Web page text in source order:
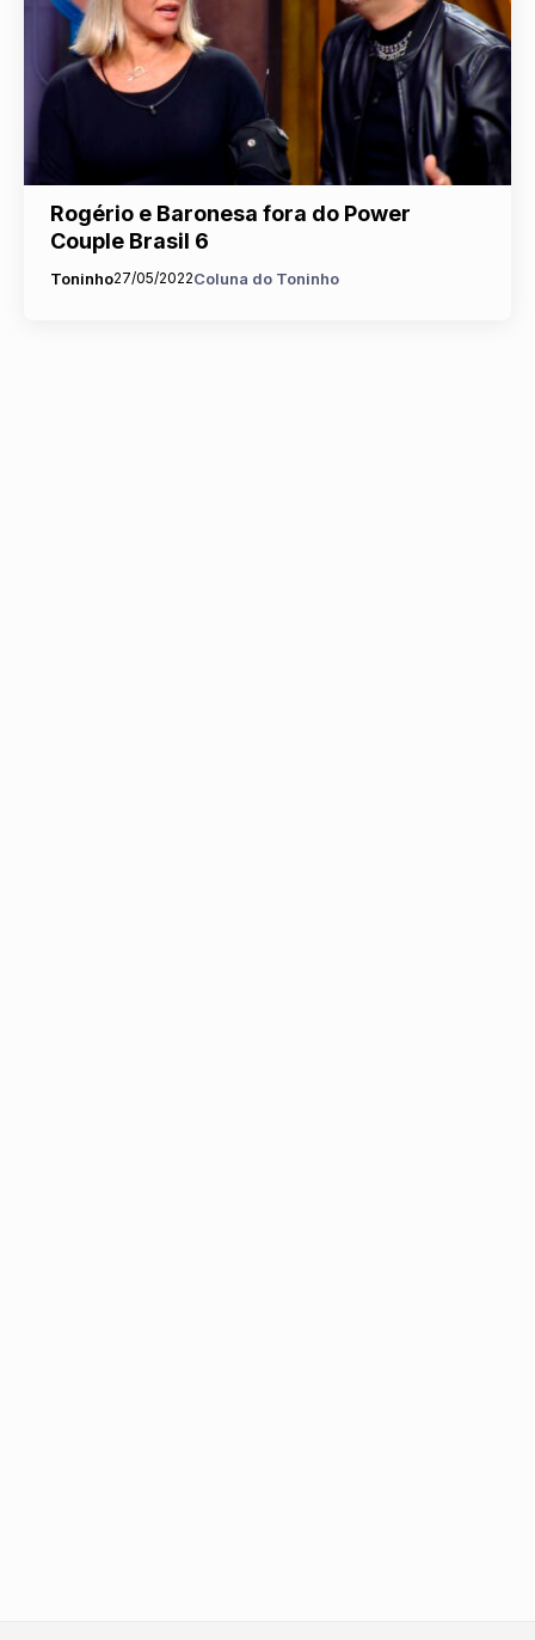
Rogério e Baronesa fora do Power
Couple Brasil 6
Toninho27/05/2022Coluna do Toninho